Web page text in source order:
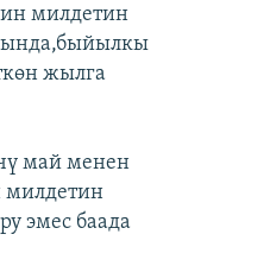
милдетин
жылга
май менен
милдетин
эмес баада